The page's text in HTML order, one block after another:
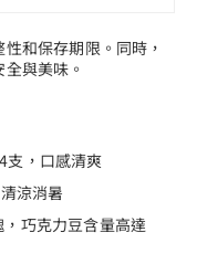
和保存期限。同時，
與美味。
支，口感清爽
涼消暑
巧克力豆含量高達